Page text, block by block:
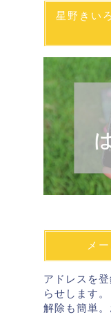
星野きい
メ
アドレスを
らせします。
解除も簡単。